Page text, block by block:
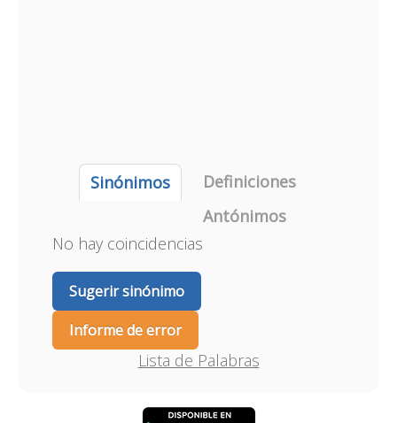
Sinónimos
Definiciones
Antónimos
No hay coincidencias
Sugerir sinónimo
Informe de error
Lista de Palabras